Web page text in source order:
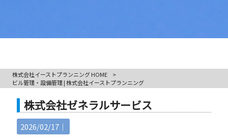
株式会社イーストプランニング HOME
>
ビル管理・設備管理 | 株式会社イーストプランニング
株式会社ゼネラルサービス
2026/02/17｜